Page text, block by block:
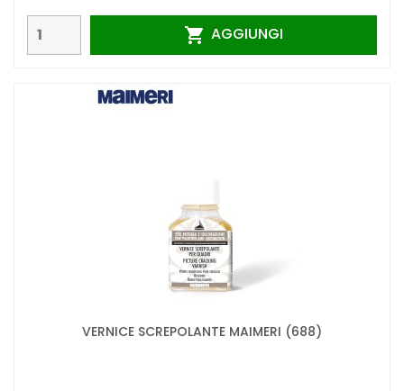
 AGGIUNGI
VERNICE SCREPOLANTE MAIMERI (688)